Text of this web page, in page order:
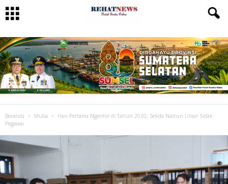
Beranda Muba
Hari Pertama Ngantor di Tahun 2020, Sekda Nasrun Umar Sidak
Pegawai